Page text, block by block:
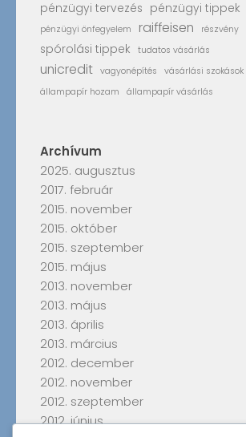
pénzügyi tervezés pénzügyi tippek
pénzügyi önfegyelem raiffeisen részvény
spórolási tippek tudatos vásárlás
unicredit vagyonépítés
vásárlási szokások
állampapír hozam
állampapír vásárlás
Archívum
2025. augusztus
2017. február
2015. november
2015. október
2015. szeptember
2015. május
2013. november
2013. május
2013. április
2013. március
2012. december
2012. november
2012. szeptember
2012. június